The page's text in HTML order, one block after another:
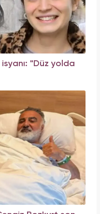
"Düz yolda